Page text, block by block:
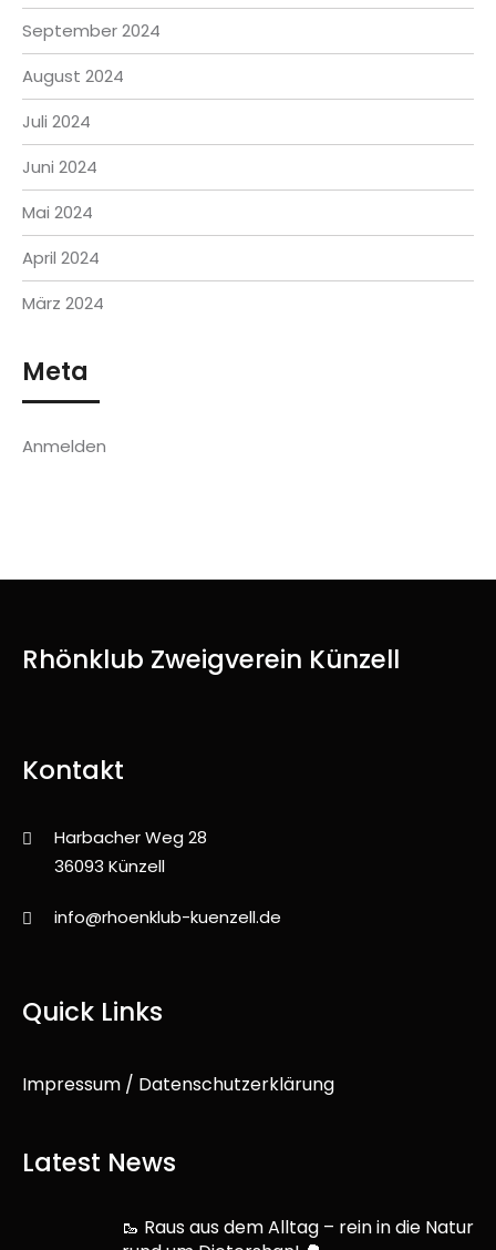
September 2024
August 2024
Juli 2024
Juni 2024
Mai 2024
April 2024
März 2024
Meta
Anmelden
Rhönklub Zweigverein Künzell
Kontakt
Harbacher Weg 28
36093 Künzell
info@rhoenklub-kuenzell.de
Quick Links
Impressum / Datenschutzerklärung
Latest News
🥾 Raus aus dem Alltag – rein in die Natur